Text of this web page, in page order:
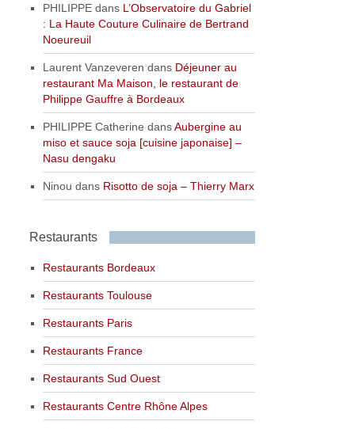
PHILIPPE dans L’Observatoire du Gabriel
: La Haute Couture Culinaire de Bertrand
Noeureuil
Laurent Vanzeveren dans Déjeuner au
restaurant Ma Maison, le restaurant de
Philippe Gauffre à Bordeaux
PHILIPPE Catherine dansAubergine au
miso et sauce soja [cuisine japonaise] –
Nasu dengaku
Ninou dans Risotto de soja – Thierry Marx
Restaurants
Restaurants Bordeaux
Restaurants Toulouse
Restaurants Paris
Restaurants France
Restaurants Sud Ouest
Restaurants Centre Rhône Alpes